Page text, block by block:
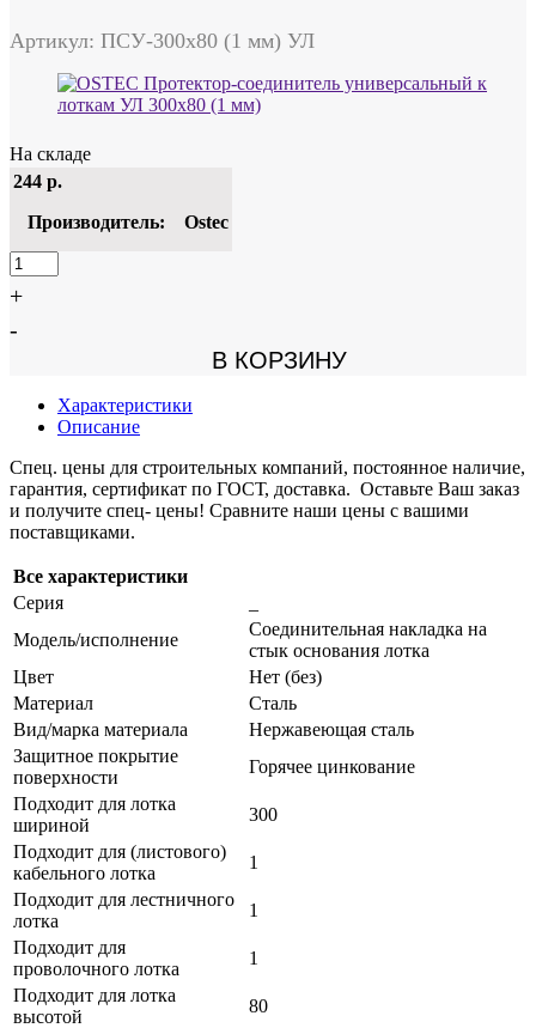
Артикул: ПСУ-300х80 (1 мм) УЛ
На складе
244 р.
Производитель:
Ostec
+
-
В КОРЗИНУ
Характеристики
Описание
Спец. цены для строительных компаний, постоянное наличие,
гарантия, сертификат по ГОСТ, доставка. Оставьте Ваш заказ
и получите спец- цены! Сравните наши цены с вашими
поставщиками.
Все характеристики
Серия
Модель/исполнение
Соединительная накладка на
стык основания лотка
Цвет
Нет (без)
Материал
Сталь
Вид/марка материала
Нержавеющая сталь
Защитное покрытие
поверхности
Горячее цинкование
Подходит для лотка
шириной
300
Подходит для (листового)
кабельного лотка
1
Подходит для лестничного
лотка
1
Подходит для
проволочного лотка
1
Подходит для лотка
высотой
80